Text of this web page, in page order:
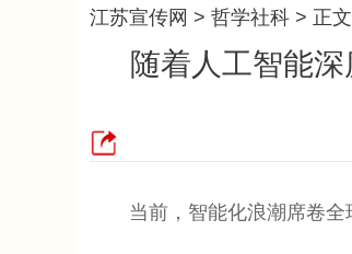
江苏宣传网 > 哲学社科 > 正文
随着人工智能
当前，智能化浪潮席卷全球